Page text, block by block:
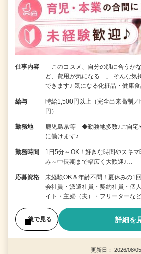
仕事内容
「このコスメ、自分の肌に合うか
ど、費用が気になる…」 そんな気
できます♪ 気になる化粧品・健康
給与
時給1,500円以上（完全出来高制
円）
勤務地
鹿児島県等 ◆勤務地多数♪ご自宅
に働けます♪
勤務時間
1日5分～OK！好きな時間やスキ
み～中長期まで幅広く大歓迎♪…
応募資格
未経験OK＆年齢不問！夏休みの1
会社員・派遣社員・契約社員・個
イト・主婦（夫）・フリーターな
後で見る 詳細を
更新日： 2026/08/